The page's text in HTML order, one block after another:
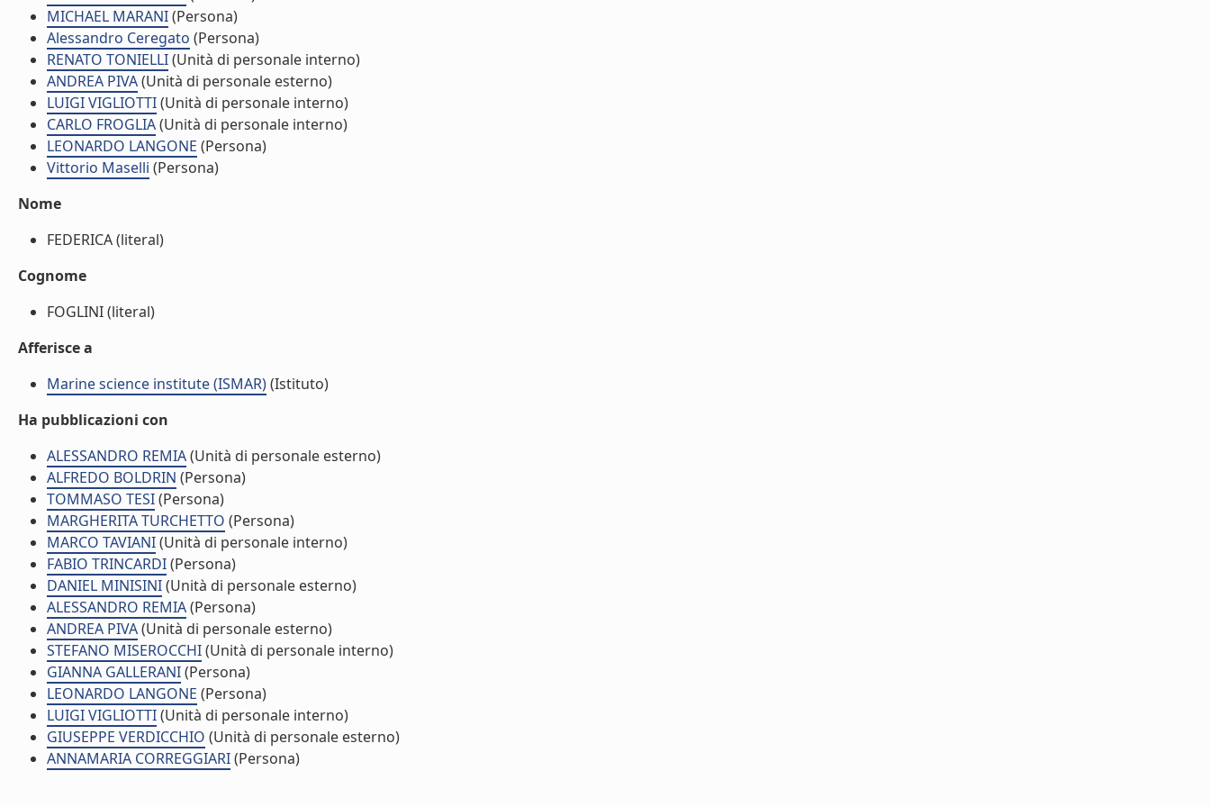
MICHAEL MARANI(Persona)
Alessandro Ceregato (Persona)
RENATO TONIELLI(Unità di personale interno)
ANDREA PIVA(Unità di personale esterno)
LUIGI VIGLIOTTI(Unità di personale interno)
CARLO FROGLIA(Unità di personale interno)
LEONARDO LANGONE (Persona)
Vittorio Maselli (Persona)
Nome
FEDERICA (literal)
Cognome
FOGLINI (literal)
Afferisce a
Marine science institute (ISMAR)(Istituto)
Ha pubblicazioni con
ALESSANDRO REMIA(Unità di personale esterno)
ALFREDO BOLDRIN (Persona)
TOMMASO TESI(Persona)
MARGHERITA TURCHETTO (Persona)
MARCO TAVIANI(Unità di personale interno)
FABIO TRINCARDI(Persona)
DANIEL MINISINI(Unità di personale esterno)
ALESSANDRO REMIA(Persona)
ANDREA PIVA(Unità di personale esterno)
STEFANO MISEROCCHI(Unità di personale interno)
GIANNA GALLERANI(Persona)
LEONARDO LANGONE (Persona)
LUIGI VIGLIOTTI(Unità di personale interno)
GIUSEPPE VERDICCHIO (Unità di personale esterno)
ANNAMARIA CORREGGIARI(Persona)